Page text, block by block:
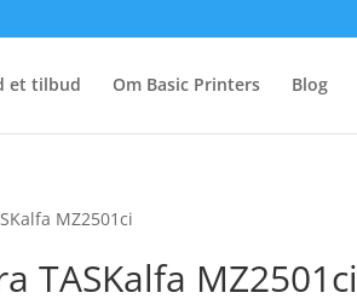
et tilbud Om Basic Printers Blog
MZ2501ci
TASKalfa MZ2501ci